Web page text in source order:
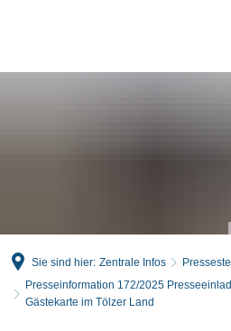
Sie sind hier: Zentrale Infos
Presseinformation 172/2025
Gästekarte im Tölzer Land